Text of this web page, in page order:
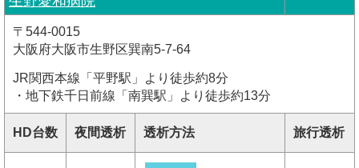
〒544-0015
大阪府大阪市生野区巽南5-7-64
JR関西本線「平野駅」より徒歩約8分
・地下鉄千日前線「南巽駅」より徒歩約13分
HD台数 夜間透析 透析方法 旅行透析